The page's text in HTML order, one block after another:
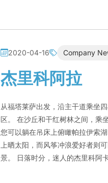
2020-04-16 Company
杰里科阿拉
从福塔莱萨出发，沿主干道乘坐
区。 在沙丘和干红树林之间，乘
您可以躺在吊床上俯瞰帕拉伊索
上晒太阳，而风筝冲浪爱好者则
景。 日落时分，迷人的杰里科阿